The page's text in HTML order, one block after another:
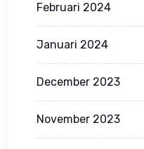
Februari 2024
Januari 2024
December 2023
November 2023